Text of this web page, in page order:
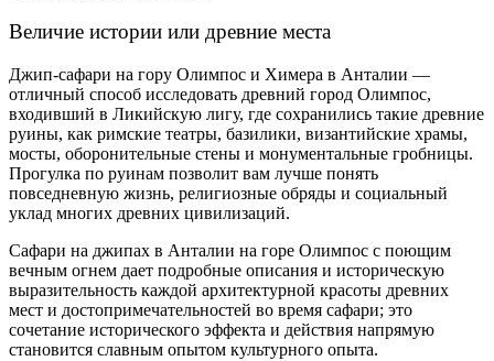
Величие истории или древние места
Джип-сафари на гору Олимпос и Химера в Анталии —
отличный способ исследовать древний город Олимпос,
входивший в Ликийскую лигу, где сохранились такие древние
руины, как римские театры, базилики, византийские храмы,
мосты, оборонительные стены и монументальные гробницы.
Прогулка по руинам позволит вам лучше понять
повседневную жизнь, религиозные обряды и социальный
уклад многих древних цивилизаций.
Сафари на джипах в Анталии на горе Олимпос с поющим
вечным огнем дает подробные описания и историческую
выразительность каждой архитектурной красоты древних
мест и достопримечательностей во время сафари; это
сочетание исторического эффекта и действия напрямую
становится славным опытом культурного опыта.